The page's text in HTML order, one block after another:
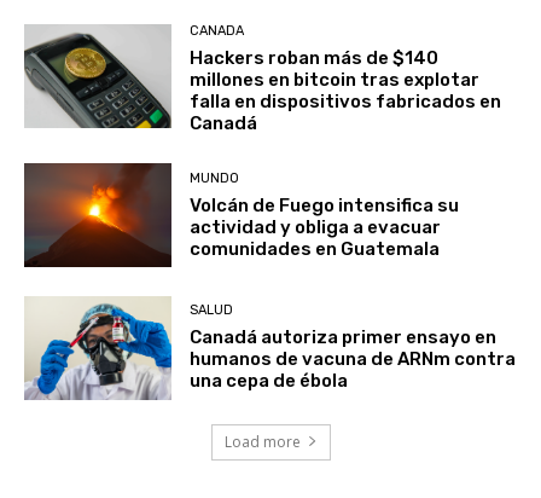
CANADA
Hackers roban más de $140
millones en bitcoin tras explotar
falla en dispositivos fabricados en
Canadá
MUNDO
Volcán de Fuego intensifica su
actividad y obliga a evacuar
comunidades en Guatemala
SALUD
Canadá autoriza primer ensayo en
humanos de vacuna de ARNm contra
una cepa de ébola
Load more